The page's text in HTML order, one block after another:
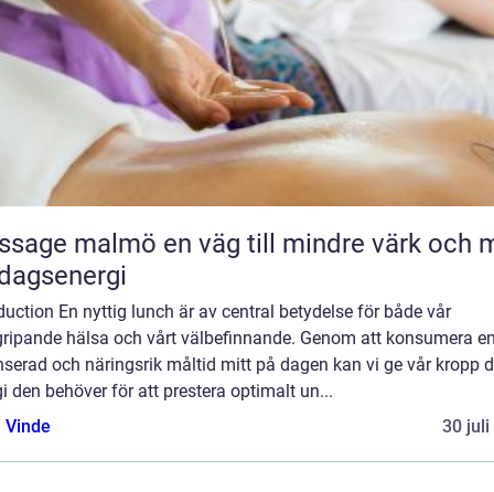
en väg till mindre värk och mer
En nyttig lunch är av central betydelse för både vår
hälsa och vårt välbefinnande. Genom att konsumera
och näringsrik måltid mitt på dagen kan vi ge vår kropp
den behöver för att prestera optimalt un...
Vinde
30 juli